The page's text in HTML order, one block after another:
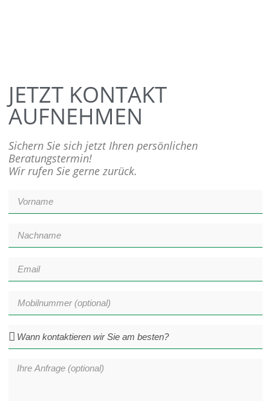
JETZT KONTAKT
AUFNEHMEN
Sichern Sie sich jetzt Ihren persönlichen
Beratungstermin!
Wir rufen Sie gerne zurück.